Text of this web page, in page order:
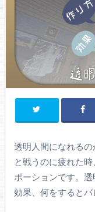
透明人間になれる
と戦うのに疲れた
ポーションです。
効果、何をするとバ